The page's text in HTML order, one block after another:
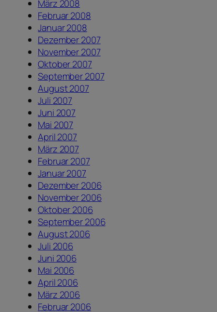
März 2008
Februar 2008
Januar 2008
Dezember 2007
November 2007
Oktober 2007
September 2007
August 2007
Juli 2007
Juni 2007
Mai 2007
April 2007
März 2007
Februar 2007
Januar 2007
Dezember 2006
November 2006
Oktober 2006
September 2006
August 2006
Juli 2006
Juni 2006
Mai 2006
April 2006
März 2006
Februar 2006